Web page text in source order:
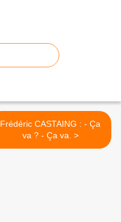
Frédéric CASTAING : - Ça
va ? - Ça va. >